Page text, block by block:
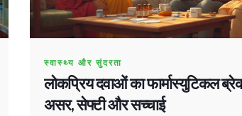
स्वास्थ्य और सुंदरता
लोकप्रिय दवाओं का फार्मास्युटिकल
असर, सेफ्टी और सच्चाई